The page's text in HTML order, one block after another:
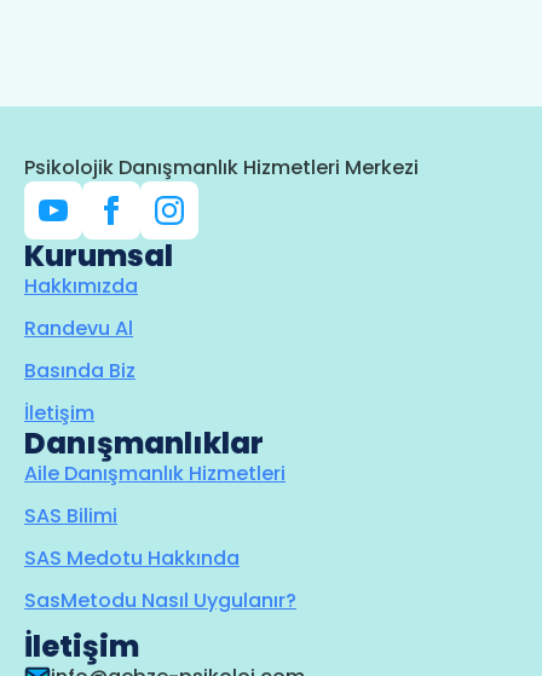
Psikolojik Danışmanlık Hizmetleri Merkezi
Kurumsal
Hakkımızda
Randevu Al
Basında Biz
İletişim
Danışmanlıklar
Aile Danışmanlık Hizmetleri
SAS Bilimi
SAS Medotu Hakkında
SasMetodu Nasıl Uygulanır?
İletişim